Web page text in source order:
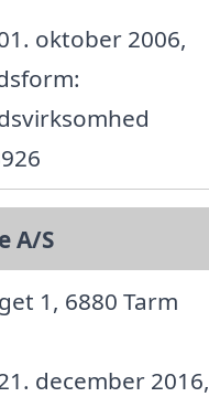
oktober 2006,
A/S
1, 6880 Tarm
december 2016,